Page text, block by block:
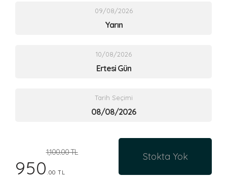
09/08/2026
Yarın
10/08/2026
Ertesi Gün
Tarih Seçimi
1,100.00 TL
950 .00 TL
Stokta Yok